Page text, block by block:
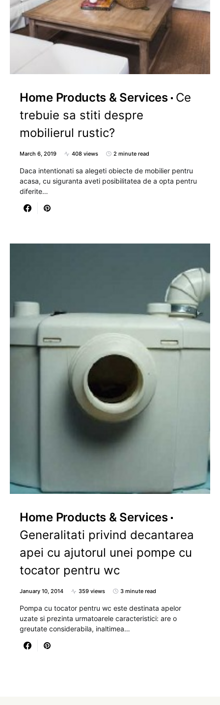
Home Products & Services Ce
trebuie sa stiti despre
mobilierul rustic?
March 6, 2019 408 views 2 minute read
Daca intentionati sa alegeti obiecte de mobilier pentru
acasa, cu siguranta aveti posibilitatea de a opta pentru
diferite…
Home Products & Services
Generalitati privind decantarea
apei cu ajutorul unei pompe cu
tocator pentru wc
January 10, 2014 359 views 3 minute read
Pompa cu tocator pentru wc este destinata apelor
uzate si prezinta urmatoarele caracteristici: are o
greutate considerabila, inaltimea…